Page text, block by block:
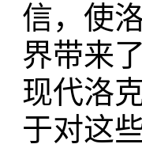
信，使
界带来
现代洛
于对这